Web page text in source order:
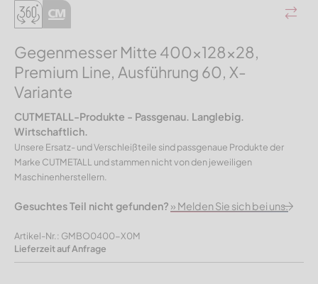
Gegenmesser Mitte 400x128x28,
Premium Line, Ausführung 60, X-
Variante
CUTMETALL-Produkte - Passgenau. Langlebig.
Wirtschaftlich.
Unsere Ersatz- und Verschleißteile sind passgenaue Produkte der
Marke CUTMETALL und stammen nicht von den jeweiligen
Maschinenherstellern.
Gesuchtes Teil nicht gefunden? » Melden Sie sich bei uns.
Artikel-Nr.: GMBO0400-X0M
Lieferzeit auf Anfrage